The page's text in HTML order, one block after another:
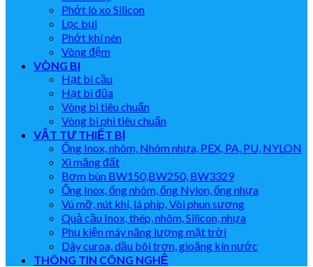
Phớt lò xo Silicon
Lọc bụi
Phớt khí nén
Vòng đệm
VÒNG BI
Hạt bi cầu
Hạt bi đũa
Vòng bi tiêu chuẩn
Vòng bi phi tiêu chuẩn
VẬT TƯ THIẾT BỊ
Ống Inox, nhôm, Nhôm nhựa, PEX, PA, PU, NYLON
Xi măng đất
Bơm bùn BW150,BW250, BW3329
Ống Inox, ống nhôm, ống Nylon, ống nhựa
Vú mỡ, nút khí, lá phíp, Vòi phun sương
Quả cầu Inox, thép, nhôm, Silicon, nhựa
Phụ kiện máy năng lượng mặt trời
Dây curoa, dầu bôi trơn, gioăng kín nước
THÔNG TIN CÔNG NGHỆ